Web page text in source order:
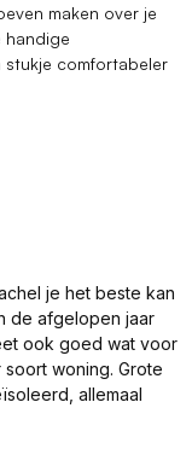
maken over je
handige
stukje comfortabeler
je het beste kan
de afgelopen jaar
ook goed wat voor
woning. Grote
allemaal